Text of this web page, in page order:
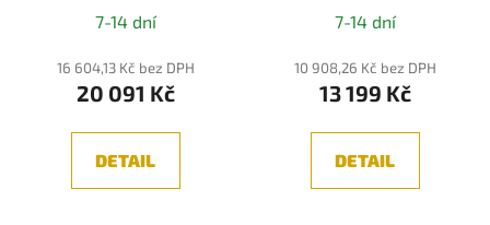
7-14 dní
16 604,13 Kč bez DPH
20 091 Kč
DETAIL
7-14 dní
10 908,26 Kč bez DPH
13 199 Kč
DETAIL